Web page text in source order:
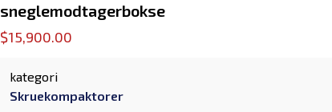
sneglemodtagerbokse
$15,900.00
kategori
Skruekompaktorer